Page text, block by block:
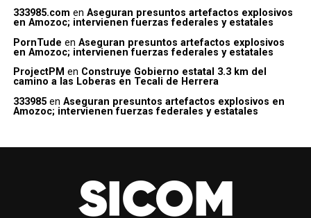
333985.com en Aseguran presuntos artefactos explosivos
en Amozoc; intervienen fuerzas federales y estatales
PornTude en Aseguran presuntos artefactos explosivos
en Amozoc; intervienen fuerzas federales y estatales
ProjectPM en Construye Gobierno estatal 3.3 km del
camino a las Loberas en Tecali de Herrera
333985en Aseguran presuntos artefactos explosivos en
Amozoc; intervienen fuerzas federales y estatales